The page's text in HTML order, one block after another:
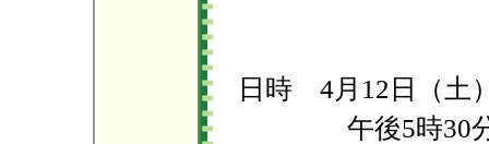
日時 4月12日（土
午後5時30分